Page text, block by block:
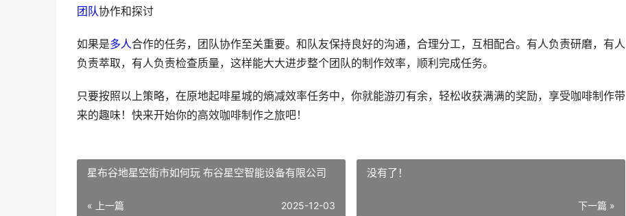
团队协作和探讨
如果是多人合作的任务，团队协作至关重要。和队友保持良好的沟通，合理分工，互相配合。有人负责研磨，有人
负责萃取，有人负责检查质量，这样能大大进步整个团队的制作效率，顺利完成任务。
只要按照以上策略，在原地起啡星城的熵减效率任务中，你就能游刃有余，轻松收获满满的奖励，享受咖啡制作带
来的趣味！快来开始你的高效咖啡制作之旅吧！
星布谷地星空街市如何玩 布谷星空智能设备有限公司
« 上一篇 2025-12-03
没有了！
下一篇 »